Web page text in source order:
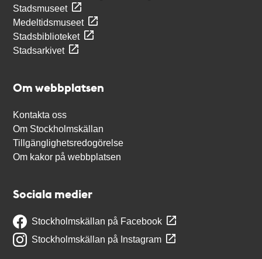
Stadsmuseet
Medeltidsmuseet
Stadsbiblioteket
Stadsarkivet
Om webbplatsen
Kontakta oss
Om Stockholmskällan
Tillgänglighetsredogörelse
Om kakor på webbplatsen
Sociala medier
Stockholmskällan på Facebook
Stockholmskällan på Instagram